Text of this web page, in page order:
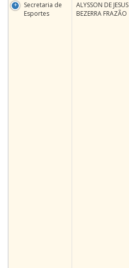
Secretaria de
Esportes
ALYSSON DE JESUS
BEZERRA FRAZÃO